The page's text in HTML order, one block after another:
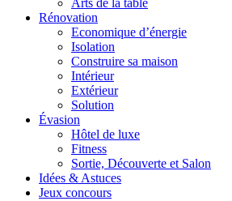
Arts de la table
Rénovation
Economique d’énergie
Isolation
Construire sa maison
Intérieur
Extérieur
Solution
Évasion
Hôtel de luxe
Fitness
Sortie, Découverte et Salon
Idées & Astuces
Jeux concours